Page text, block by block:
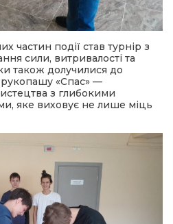
частин події став турнір з
сили, витривалості та
також долучилися до
рукопашу «Спас» —
з глибокими
яке виховує не лише міць